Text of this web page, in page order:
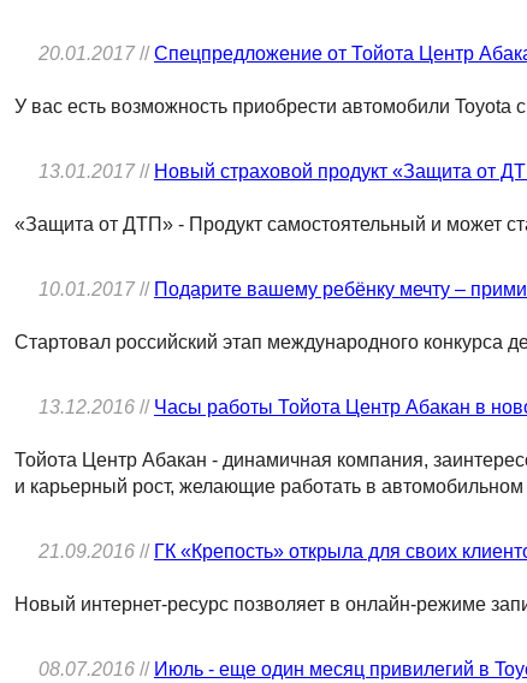
20.01.2017//Спецпредложение от Тойота Центр
У вас есть возможность приобрести автомобили Toyota
13.01.2017// Новый страховой продукт «Защита от
«Защита от ДТП» - Продукт самостоятельный и может
10.01.2017// Подарите вашему ребёнку мечту –
Стартовал российский этап международного конкурса
13.12.2016 // Часы работы Тойота Центр Абакан в
Тойота Центр Абакан - динамичная компания,
и карьерный рост, желающие работать в автомобильном
21.09.2016 // ГК «Крепость» открыла для своих
Новый интернет-ресурс позволяет в онлайн-режиме
08.07.2016 // Июль - еще один месяц привилегий в